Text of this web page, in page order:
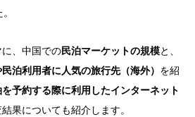
、中国での民泊マーケットの規模と、
泊利用者に人気の旅行先（海外） を紹
を予約する際に利用したインターネット
果についても紹介します。